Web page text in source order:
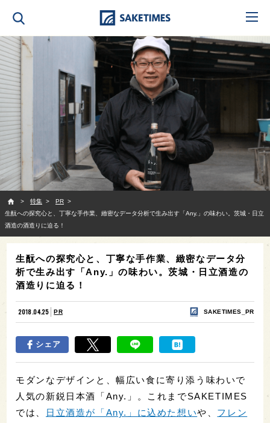
特集
PR
生酛への探究心と、丁寧な手作業、緻密なデータ分析で生み出す「Any.」の味わい。茨城・日立
酒造の酒造りに迫る！
生酛への探究心と、丁寧な手作業、緻密なデータ分
析で生み出す「Any.」の味わい。茨城・日立酒造の
酒造りに迫る！
2018.04.25 PR SAKETIMES_PR
シェア
モダンなデザインと、幅広い食に寄り添う味わいで
人気の新鋭日本酒「Any.」。これまでSAKETIMES
では、
日立酒造が「Any.」に込めた想いや、 フレン